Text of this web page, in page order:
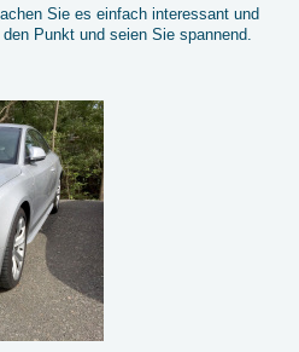
Sie es einfach interessant und
Punkt und seien Sie spannend.